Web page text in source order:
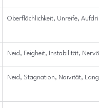
Oberflächlichkeit, Unreife,
Neid, Feigheit, Instabilität,
Neid, Stagnation, Naivität,